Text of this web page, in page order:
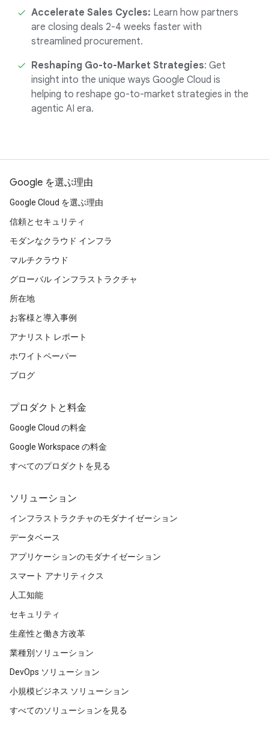
Accelerate Sales Cycles: Learn how partners
are closing deals 2-4 weeks faster with
streamlined procurement.
Reshaping Go-to-Market Strategies: Get
insight into the unique ways Google Cloud is
helping to reshape go-to-market strategies in the
agentic AI era.
Google を選ぶ理由
Google Cloud を選ぶ理由
信頼とセキュリティ
モダンなクラウド インフラ
マルチクラウド
グローバル インフラストラクチャ
所在地
お客様と導入事例
アナリスト レポート
ホワイトペーパー
ブログ
プロダクトと料金
Google Cloud の料金
Google Workspace の料金
すべてのプロダクトを見る
ソリューション
インフラストラクチャのモダナイゼーション
データベース
アプリケーションのモダナイゼーション
スマート アナリティクス
人工知能
セキュリティ
生産性と働き方改革
業種別ソリューション
DevOps ソリューション
小規模ビジネス ソリューション
すべてのソリューションを見る